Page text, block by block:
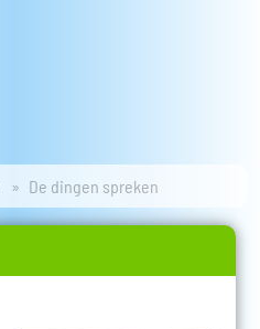
De dingen spreken